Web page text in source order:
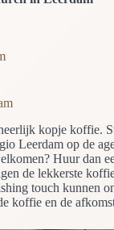
kopje koffie.
Leerdam op de
Huur dan
de lekkerste
touch kunnen
koffie en de